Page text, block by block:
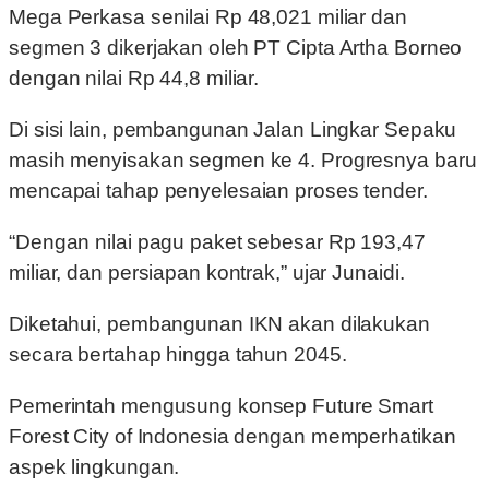
Mega Perkasa senilai Rp 48,021 miliar dan
segmen 3 dikerjakan oleh PT Cipta Artha Borneo
dengan nilai Rp 44,8 miliar.
Di sisi lain, pembangunan Jalan Lingkar Sepaku
masih menyisakan segmen ke 4. Progresnya baru
mencapai tahap penyelesaian proses tender.
“Dengan nilai pagu paket sebesar Rp 193,47
miliar, dan persiapan kontrak,” ujar Junaidi.
Diketahui, pembangunan IKN akan dilakukan
secara bertahap hingga tahun 2045.
Pemerintah mengusung konsep Future Smart
Forest City of Indonesia dengan memperhatikan
aspek lingkungan.